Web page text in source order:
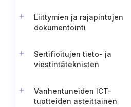
Liittymien ja rajapintojen
dokumentointi
Sertifioitujen tieto- ja
viestintäteknisten
Vanhentuneiden ICT-
tuotteiden asteittainen